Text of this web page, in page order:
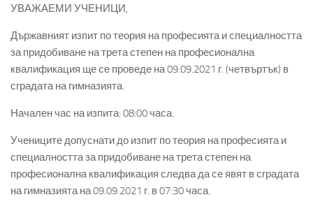
УВАЖАЕМИ УЧЕНИЦИ,
Държавният изпит по теория на професията и специалността
за придобиване на трета степен на професионална
квалификация ще се проведе на 09.09.2021 г. (четвъртък) в
сградата на гимназията.
Начален час на изпита: 08:00 часа.
Учениците допуснати до изпит по теория на професията и
специалността за придобиване на трета степен на
професионална квалификация следва да се явят в сградата
на гимназията на 09.09.2021 г. в 07:30 часа.